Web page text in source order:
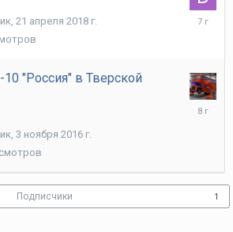
, 21 апреля 2018 г.
15
"Россия" в Тверской
, 3 ноября 2016 г.
25
Подписчики 1